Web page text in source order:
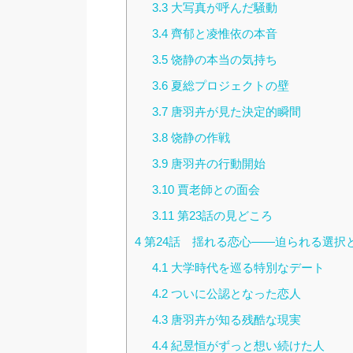
3.3 大写真が呼んだ騒動
3.4 齊郁と凌惟依の本音
3.5 饶静の本当の気持ち
3.6 夏総プロジェクトの壁
3.7 唐羽卉が見た決定的瞬間
3.8 饶静の作戦
3.9 唐羽卉の行動開始
3.10 賈老師との面会
3.11 第23話の見どころ
4第24話 揺れる恋心――迫られる選択
4.1 大学時代を巡る特別なデート
4.2 ついに公認となった恋人
4.3 唐羽卉が知る残酷な現実
4.4 紀昱恒がずっと想い続けた人